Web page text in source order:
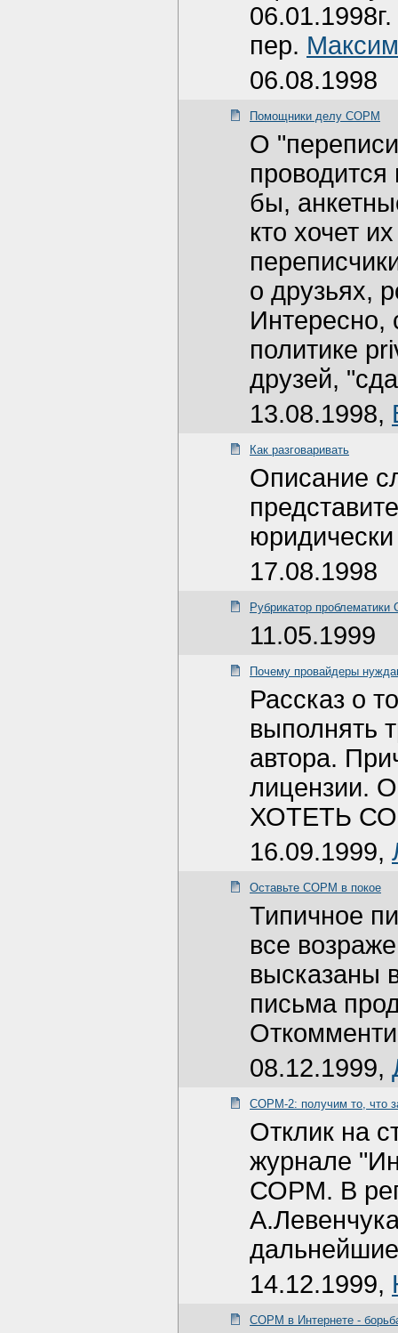
06.01.1998г.
пер.
06.08.1998
Помощники делу СОРМ
О
бы,
кто хочет
о друзьях,
Интересно,
политике
друзей,
13.08.1998,
Как разговаривать
Описание
17.08.1998
Рубрикатор
11.05.1999
Почему провайдеры
Рассказ о
выполнять
автора.
лицензии.
ХОТЕТЬ
16.09.1999,
Оставьте СОРМ в покое
Типичное
все
высказаны
письма
08.12.1999,
СОРМ-2: получим то, что
Отклик на
журнале
СОРМ. В
14.12.1999,
СОРМ в Интернете -